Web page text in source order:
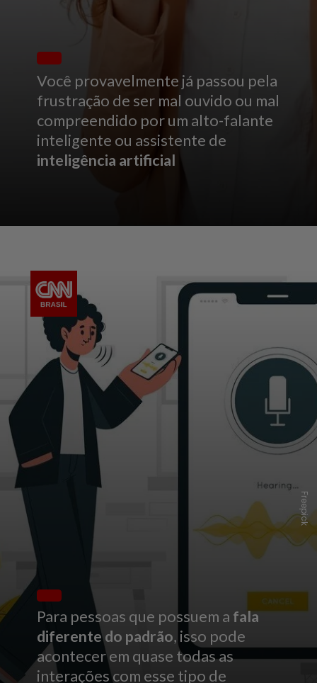
Você provavelmente já passou pela
frustração de ser mal ouvido ou mal
compreendido por um alto-falante
inteligente ou assistente de
inteligência artificial
Para pessoas que possuem a fala
diferente do padrão, isso pode
acontecer em quase todas as
interações com esse tipo de
Freepick